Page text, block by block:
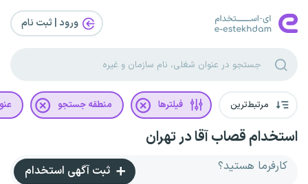
ورود | ثبت‌ نام
مرتبط‌ترین فیلترها منطقه جستجو
استخدام قصاب آقا در تهران
کارفرما هستید؟ ثبت آگهی استخدام